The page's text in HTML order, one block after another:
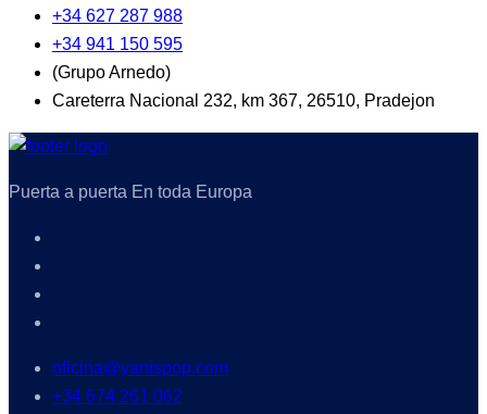
+34 627 287 988
+34 941 150 595
(Grupo Arnedo)
Careterra Nacional 232, km 367, 26510, Pradejon
Puerta a puerta En toda Europa
oficina@yanispop.com
+34 674 261 062